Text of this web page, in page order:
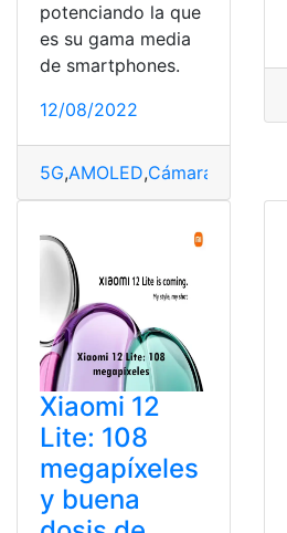
potenciando la que
es su gama media
de smartphones.
12/08/2022
5G,AMOLED,Cámara
Xiaomi 12
Lite: 108
megapíxeles
y buena